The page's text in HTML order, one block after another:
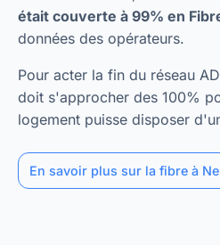
était couverte à 99% en
données des opérateurs.
Pour acter la fin du réseau
doit s'approcher des 100%
logement puisse disposer
En savoir plus sur la fibre à